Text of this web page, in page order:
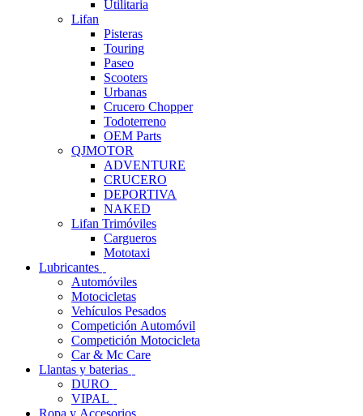
Utilitaria
Lifan
Pisteras
Touring
Paseo
Scooters
Urbanas
Crucero Chopper
Todoterreno
OEM Parts
QJMOTOR
ADVENTURE
CRUCERO
DEPORTIVA
NAKED
Lifan Trimóviles
Cargueros
Mototaxi
Lubricantes
Automóviles
Motocicletas
Vehículos Pesados
Competición Automóvil
Competición Motocicleta
Car & Mc Care
Llantas y baterias
DURO
VIPAL
Ropa y Accesorios